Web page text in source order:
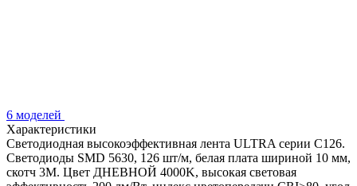
6 моделей
Характеристики
Светодиодная высокоэффективная лента ULTRA серии C126.
Светодиоды SMD 5630, 126 шт/м, белая плата шириной 10 мм,
скотч 3M. Цвет ДНЕВНОЙ 4000K, высокая световая